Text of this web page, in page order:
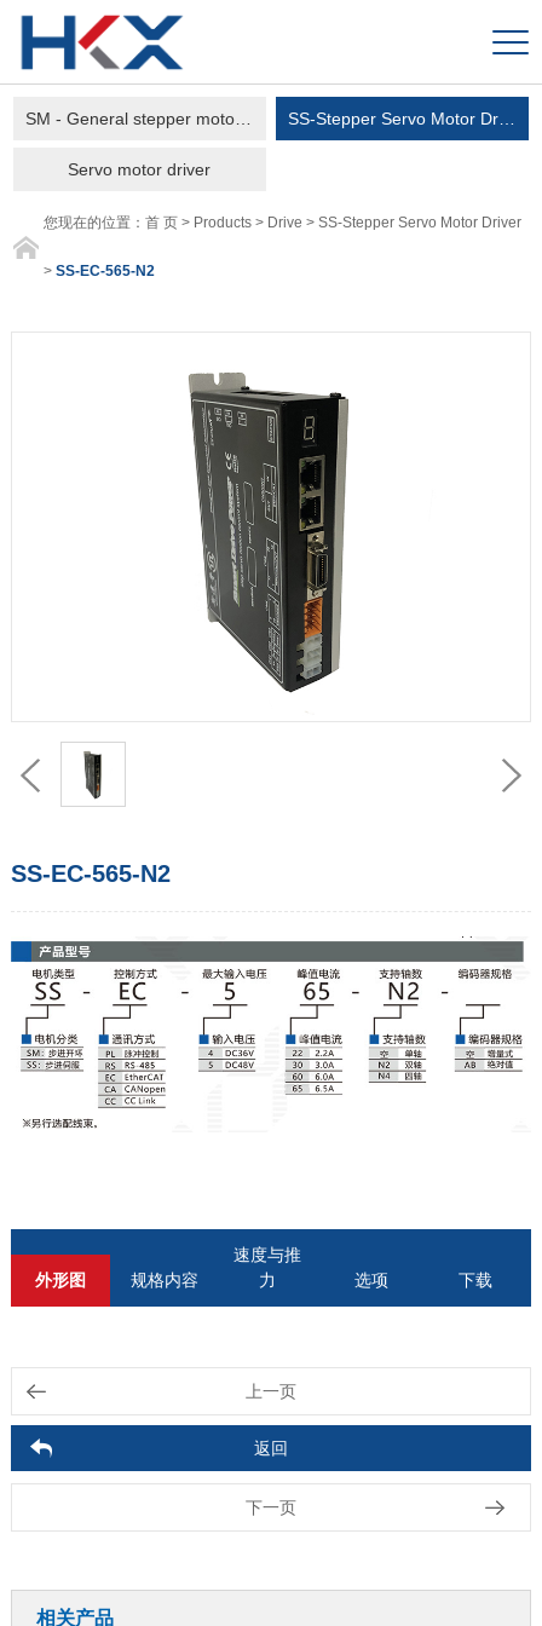
Servo motor driver
您现在的位置：首 页 > Products > Drive >SS-Stepper Servo Motor Driver
>SS-EC-565-N2
SS-EC-565-N2
外形图 规格内容
速度与推
力
选项 下载
上一页
返回
下一页
相关产品